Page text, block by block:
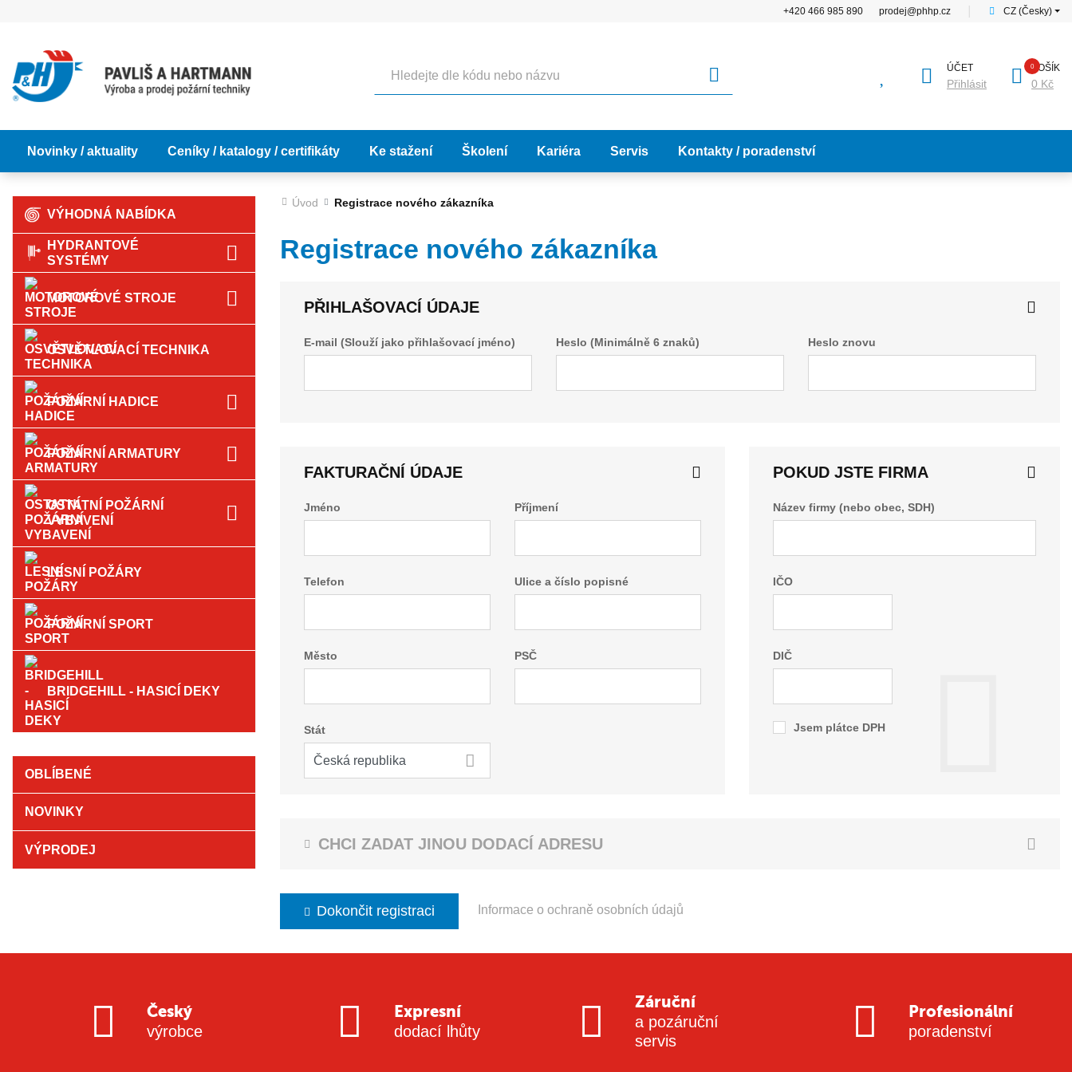
+420 466 985 890 prodej@phhp.cz CZ (Česky)
ÚČET
Přihlásit
KOŠÍK
0 Kč
Novinky / aktuality Ceníky / katalogy / certifikáty Ke stažení Školení Kariéra Servis Kontakty / poradenství
VÝHODNÁ NABÍDKA
HYDRANTOVÉ
SYSTÉMY
MOTOROVÉ STROJE
OSVĚTLOVACÍ TECHNIKA
POŽÁRNÍ HADICE
POŽÁRNÍ ARMATURY
OSTATNÍ POŽÁRNÍ
VYBAVENÍ
LESNÍ POŽÁRY
POŽÁRNÍ SPORT
BRIDGEHILL - HASICÍ DEKY
OBLÍBENÉ
NOVINKY
VÝPRODEJ
Úvod Registrace nového zákazníka
Registrace nového zákazníka
PŘIHLAŠOVACÍ ÚDAJE
E-mail (Slouží jako přihlašovací jméno) Heslo (Minimálně 6 znaků) Heslo znovu
FAKTURAČNÍ ÚDAJE
Jméno Příjmení
Telefon Ulice a číslo popisné
Město PSČ
Stát
POKUD JSTE FIRMA
Název firmy (nebo obec, SDH)
IČO
DIČ
Jsem plátce DPH
CHCI ZADAT JINOU DODACÍ ADRESU
Dokončit registraci Informace o ochraně osobních údajů
Český
výrobce
Expresní
dodací lhůty
Záruční
a pozáruční
servis
Profesionální
poradenství